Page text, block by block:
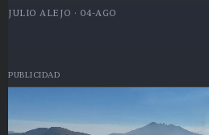
prepara para el
JULIO ALEJO · 04-AGO
PUBLICIDAD